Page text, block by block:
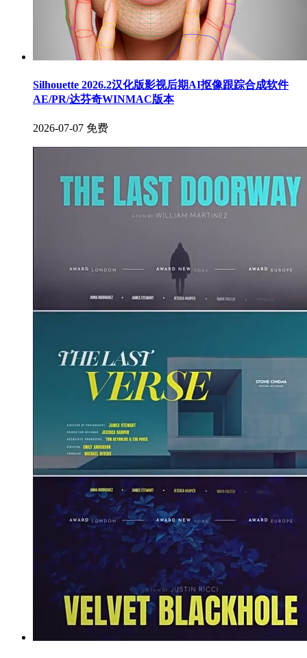
Silhouette 2026.2汉化版影视后期AI抠像跟踪合成软件
AE/PR/达芬奇WINMAC版本
2026-07-07 免费